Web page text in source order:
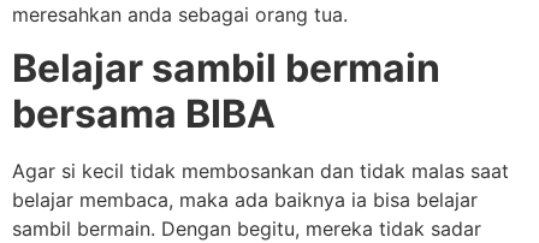
meresahkan anda sebagai orang tua.
Belajar sambil bermain
bersama BIBA
Agar si kecil tidak membosankan dan tidak malas saat
belajar membaca, maka ada baiknya ia bisa belajar
sambil bermain. Dengan begitu, mereka tidak sadar